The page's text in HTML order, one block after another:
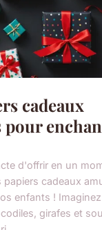
cadeaux
pour
d'offrir en un
papiers cadeaux
enfants !
girafes et